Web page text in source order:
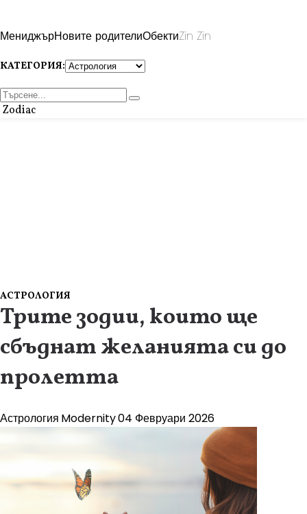
МениджърНовите родителиОбектиZin Zin
КАТЕГОРИЯ:
Zodiac
АСТРОЛОГИЯ
Трите зодии, които ще
сбъднат желанията си до
пролетта
Астрология Modernity04 Февруари 2026